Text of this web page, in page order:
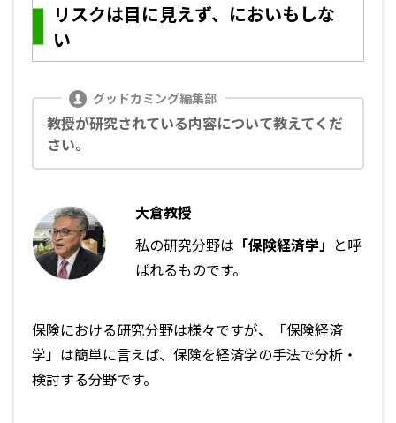
リスクは目に見えず、においもしな
い
教授が研究されている内容について教えてくだ
さい。
大倉教授
私の研究分野は 「保険経済学」 と呼
ばれるものです。
保険における研究分野は様々ですが、「保険経済
学」は簡単に言えば、保険を経済学の手法で分析・
検討する分野です。